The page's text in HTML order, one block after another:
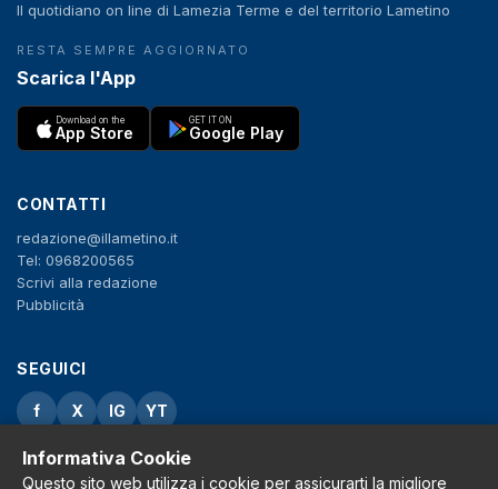
Il quotidiano on line di Lamezia Terme e del territorio Lametino
RESTA SEMPRE AGGIORNATO
Scarica l'App
Download on the
App Store
GET IT ON
Google Play
CONTATTI
redazione@illametino.it
Tel: 0968200565
Scrivi alla redazione
Pubblicità
SEGUICI
f X IG YT
Privacy Policy
Cookie Policy
Informativa Cookie
Questo sito web utilizza i cookie per assicurarti la migliore